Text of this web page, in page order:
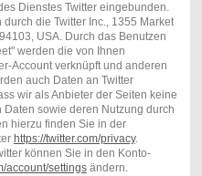
Dienstes Twitter eingebunden.
die Twitter Inc., 1355 Market
USA. Durch das Benutzen
werden die von Ihnen
Account verknüpft und anderen
auch Daten an Twitter
wir als Anbieter der Seiten keine
Daten sowie deren Nutzung durch
hierzu finden Sie in der
https://twitter.com/privacy.
können Sie in den Konto-
account/settingsändern.